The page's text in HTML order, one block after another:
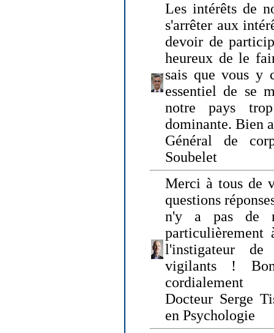
Les intérêts de
s'arrêter aux
devoir de
heureux de le
sais que vous y
essentiel de se
notre pays
dominante. Bien
Général de
Soubelet
Merci à tous de
questions
n'y a pas de
l'instigateur de
vigilants !
cordialement
Docteur Serge
en Psychologie